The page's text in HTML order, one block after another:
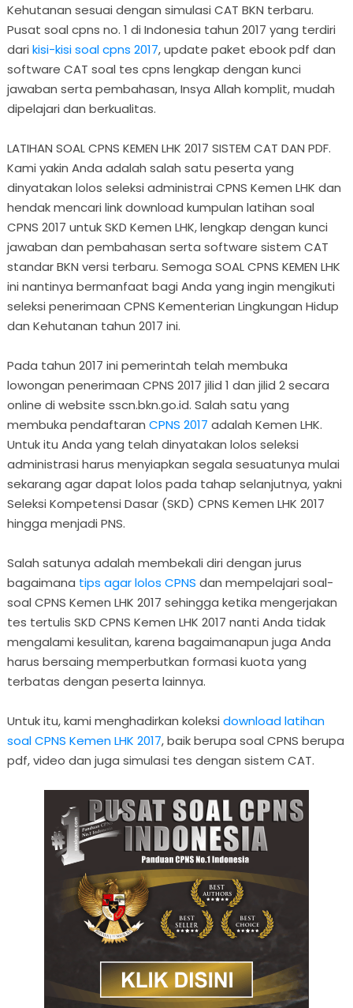
Kehutanan sesuai dengan simulasi CAT BKN terbaru.
Pusat soal cpns no. 1 di Indonesia tahun 2017 yang terdiri
dari kisi-kisi soal cpns 2017, update paket ebook pdf dan
software CAT soal tes cpns lengkap dengan kunci
jawaban serta pembahasan, Insya Allah komplit, mudah
dipelajari dan berkualitas.
LATIHAN SOAL CPNS KEMEN LHK 2017 SISTEM CAT DAN PDF.
Kami yakin Anda adalah salah satu peserta yang
dinyatakan lolos seleksi administrai CPNS Kemen LHK dan
hendak mencari link download kumpulan latihan soal
CPNS 2017 untuk SKD Kemen LHK, lengkap dengan kunci
jawaban dan pembahasan serta software sistem CAT
standar BKN versi terbaru. Semoga SOAL CPNS KEMEN LHK
ini nantinya bermanfaat bagi Anda yang ingin mengikuti
seleksi penerimaan CPNS Kementerian Lingkungan Hidup
dan Kehutanan tahun 2017 ini.
Pada tahun 2017 ini pemerintah telah membuka
lowongan penerimaan CPNS 2017 jilid 1 dan jilid 2 secara
online di website sscn.bkn.go.id. Salah satu yang
membuka pendaftaran CPNS 2017 adalah Kemen LHK.
Untuk itu Anda yang telah dinyatakan lolos seleksi
administrasi harus menyiapkan segala sesuatunya mulai
sekarang agar dapat lolos pada tahap selanjutnya, yakni
Seleksi Kompetensi Dasar (SKD) CPNS Kemen LHK 2017
hingga menjadi PNS.
Salah satunya adalah membekali diri dengan jurus
bagaimana tips agar lolos CPNS dan mempelajari soal-
soal CPNS Kemen LHK 2017 sehingga ketika mengerjakan
tes tertulis SKD CPNS Kemen LHK 2017 nanti Anda tidak
mengalami kesulitan, karena bagaimanapun juga Anda
harus bersaing memperbutkan formasi kuota yang
terbatas dengan peserta lainnya.
Untuk itu, kami menghadirkan koleksi download latihan
soal CPNS Kemen LHK 2017, baik berupa soal CPNS berupa
pdf, video dan juga simulasi tes dengan sistem CAT.